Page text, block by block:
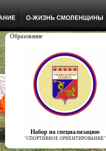
Образование
Набор на специализацию
"СПОРТИВНОЕ ОРИЕНТИРОВАНИЕ"